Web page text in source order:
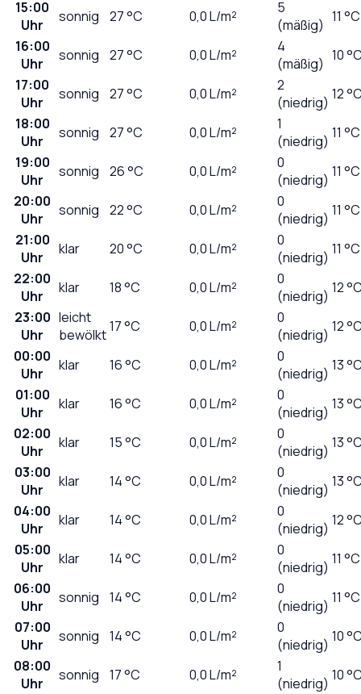
15:00
Uhr
sonnig 27°C 0,0L/m²
5
(mäßig) 11 °C
16:00
Uhr
sonnig 27°C 0,0L/m²
4
(mäßig) 10
17:00
Uhr
sonnig 27°C 0,0L/m²
2
(niedrig) 12
18:00
Uhr
sonnig 27°C 0,0L/m²
1
(niedrig) 11 °C
19:00
Uhr
sonnig 26°C 0,0L/m²
0
(niedrig) 11 °C
20:00
Uhr
sonnig 22°C 0,0L/m²
0
(niedrig) 11 °C
21:00
Uhr
klar 20°C 0,0L/m²
0
(niedrig) 11 °C
22:00
Uhr
klar 18°C 0,0L/m²
0
(niedrig) 12
23:00
Uhr
leicht
bewölkt17°C 0,0L/m²
0
(niedrig) 12
00:00
Uhr
klar 16°C 0,0L/m²
0
(niedrig) 13
01:00
Uhr
klar 16°C 0,0L/m²
0
(niedrig) 13
02:00
Uhr
klar 15°C 0,0L/m²
0
(niedrig) 13
03:00
Uhr
klar 14°C 0,0L/m²
0
(niedrig) 13
04:00
Uhr
klar 14°C 0,0L/m²
0
(niedrig) 12
05:00
Uhr
klar 14°C 0,0L/m²
0
(niedrig) 11 °C
06:00
Uhr
sonnig 14°C 0,0L/m²
0
(niedrig) 11 °C
07:00
Uhr
sonnig 14°C 0,0L/m²
0
(niedrig) 10
08:00
Uhr
sonnig 17°C 0,0L/m²
1
(niedrig) 10